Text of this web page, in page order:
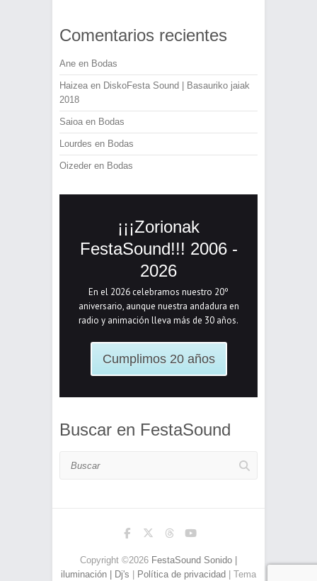
Comentarios recientes
Ane en Bodas
Haizea en DiskoFesta Sound | Basauriko jaiak
2018
Saioa en Bodas
Lourdes en Bodas
Oizeder en Bodas
¡¡¡Zorionak
FestaSound!!! 2006 -
2026
En el 2026 celebramos nuestro 20º
aniversario, aunque nuestra andadura en
radio y animación lleva más de 30 años.
Cumplimos 20 años
Buscar en FestaSound
Copyright ©2026 FestaSound Sonido |
iluminación | Dj's
Política de privacidad | Tema